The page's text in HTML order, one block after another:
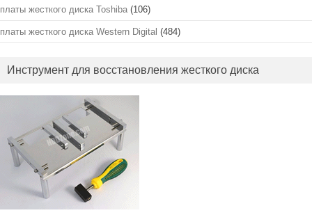
платы жесткого диска Toshiba (106)
платы жесткого диска Western Digital (484)
Инструмент для восстановления жесткого диска